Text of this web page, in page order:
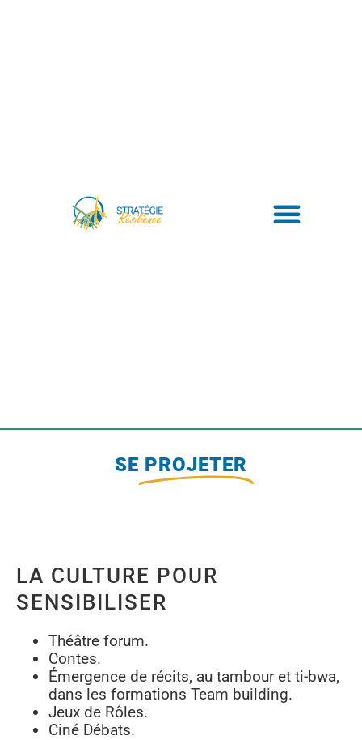
SE PROJETER
LA CULTURE POUR
SENSIBILISER
Théâtre forum.
Contes.
Émergence de récits, au tambour et ti-bwa,
dans les formations Team building.
Jeux de Rôles.
Ciné Débats.